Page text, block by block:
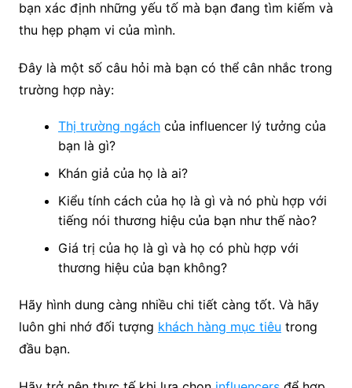
bạn xác định những yếu tố mà bạn đang tìm kiếm và
thu hẹp phạm vi của mình.
Đây là một số câu hỏi mà bạn có thể cân nhắc trong
trường hợp này:
Thị trường ngáchcủa influencer lý tưởng của
bạn là gì?
Khán giả của họ là ai?
Kiểu tính cách của họ là gì và nó phù hợp với
tiếng nói thương hiệu của bạn như thế nào?
Giá trị của họ là gì và họ có phù hợp với
thương hiệu của bạn không?
Hãy hình dung càng nhiều chi tiết càng tốt. Và hãy
luôn ghi nhớ đối tượng khách hàng mục tiêu trong
đầu bạn.